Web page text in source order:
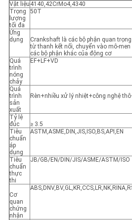
Vật liệu 4140,42CrMo4,4340
Trọng
lượng
tối đa
50T
Ứng
dụng
Crankshaft là các bộ phận quan
từ thanh kết nối, chuyển vào mô-
các bộ phận khác của động cơ
Quá
trình
nóng
chảy
EF+LF+VD
Quá
trình
sản
xuất
Rèn+nhiều xử lý nhiệt+công nghệ
Tỷ lệ
đúc
≥ 3.5
Tiêu
chuẩn
áp
dụng
ASTM,ASME,DIN,JIS,ISO,BS,API,EN
Tiêu
chuẩn
thực
thi
JB/GB/EN/DIN/JIS/ASME/ASTM/ISO
Cơ
quan
chứng
nhận